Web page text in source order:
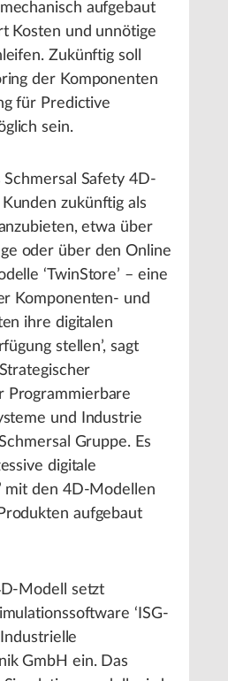
aufgebaut
Kosten und unnötige
Zukünftig soll
der Komponenten
für Predictive
sein.
Schmersal Safety 4D-
zukünftig als
etwa über
oder über den Online
‘TwinStore’ – eine
Komponenten- und
ihre digitalen
stellen’, sagt
Programmierbare
und Industrie
Gruppe. Es
digitale
mit den 4D-Modellen
aufgebaut
Modell setzt
‘ISG-
GmbH ein. Das